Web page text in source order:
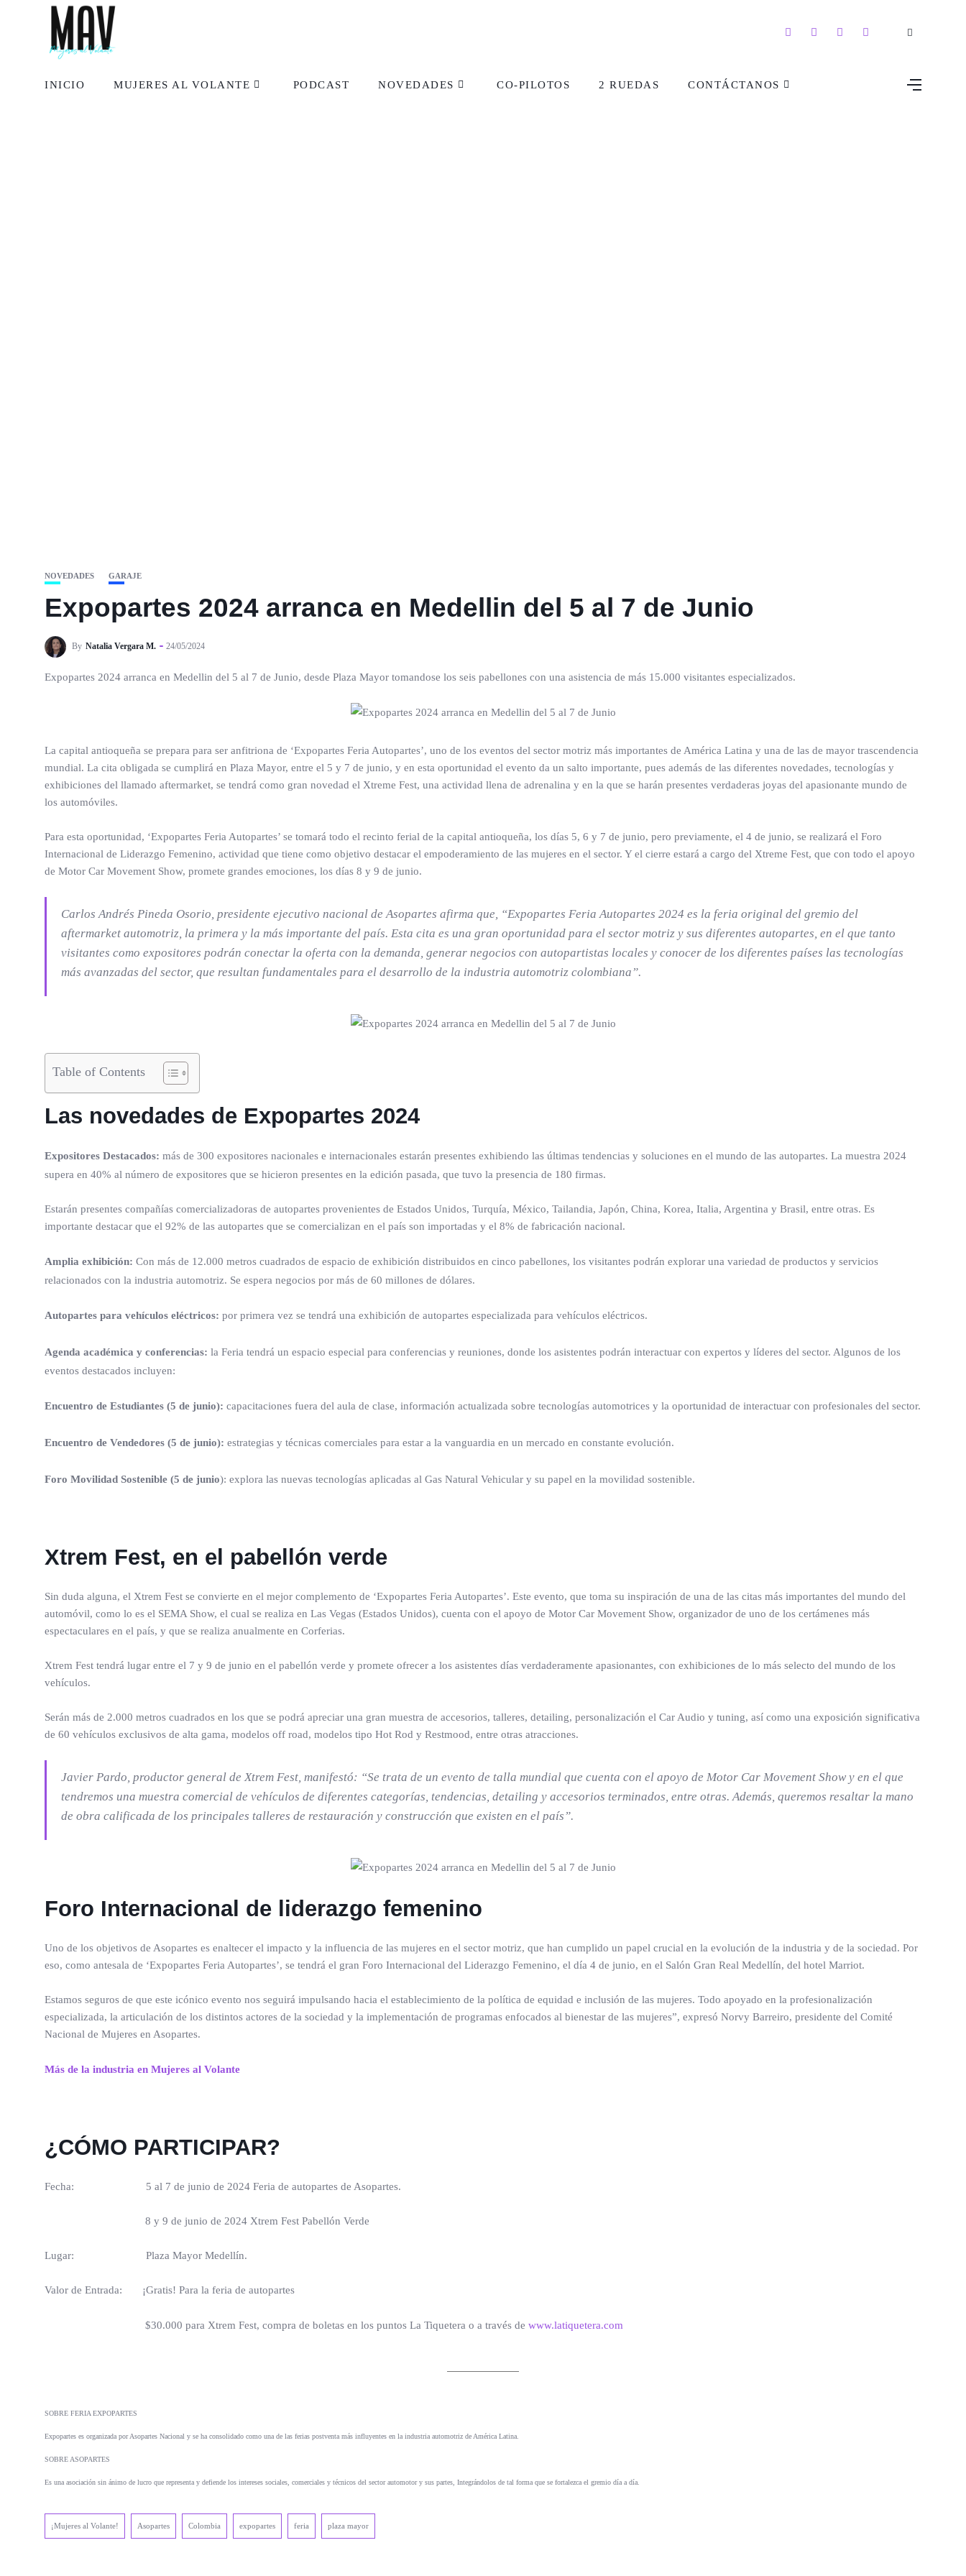
INICIO MUJERES AL VOLANTE PODCAST NOVEDADES CO-PILOTOS 2 RUEDAS CONTÁCTANOS
NOVEDADES GARAJE
Expopartes 2024 arranca en Medellin del 5 al 7 de Junio
By Natalia Vergara M. 24/05/2024
Expopartes 2024 arranca en Medellin del 5 al 7 de Junio, desde Plaza Mayor tomandose los seis pabellones con una asistencia de más 15.000 visitantes especializados.
La capital antioqueña se prepara para ser anfitriona de ‘Expopartes Feria Autopartes’, uno de los eventos del sector motriz más importantes de América Latina y una de las de mayor trascendencia
mundial. La cita obligada se cumplirá en Plaza Mayor, entre el 5 y 7 de junio, y en esta oportunidad el evento da un salto importante, pues además de las diferentes novedades, tecnologías y
exhibiciones del llamado aftermarket, se tendrá como gran novedad el Xtreme Fest, una actividad llena de adrenalina y en la que se harán presentes verdaderas joyas del apasionante mundo de
los automóviles.
Para esta oportunidad, ‘Expopartes Feria Autopartes’ se tomará todo el recinto ferial de la capital antioqueña, los días 5, 6 y 7 de junio, pero previamente, el 4 de junio, se realizará el Foro
Internacional de Liderazgo Femenino, actividad que tiene como objetivo destacar el empoderamiento de las mujeres en el sector. Y el cierre estará a cargo del Xtreme Fest, que con todo el apoyo
de Motor Car Movement Show, promete grandes emociones, los días 8 y 9 de junio.
Carlos Andrés Pineda Osorio, presidente ejecutivo nacional de Asopartes afirma que, “Expopartes Feria Autopartes 2024 es la feria original del gremio del
aftermarket automotriz, la primera y la más importante del país. Esta cita es una gran oportunidad para el sector motriz y sus diferentes autopartes, en el que tanto
visitantes como expositores podrán conectar la oferta con la demanda, generar negocios con autopartistas locales y conocer de los diferentes países las tecnologías
más avanzadas del sector, que resultan fundamentales para el desarrollo de la industria automotriz colombiana”.
Table of Contents
Las novedades de Expopartes 2024
Expositores Destacados: más de 300 expositores nacionales e internacionales estarán presentes exhibiendo las últimas tendencias y soluciones en el mundo de las autopartes. La muestra 2024
supera en 40% al número de expositores que se hicieron presentes en la edición pasada, que tuvo la presencia de 180 firmas.
Estarán presentes compañías comercializadoras de autopartes provenientes de Estados Unidos, Turquía, México, Tailandia, Japón, China, Korea, Italia, Argentina y Brasil, entre otras. Es
importante destacar que el 92% de las autopartes que se comercializan en el país son importadas y el 8% de fabricación nacional.
Amplia exhibición: Con más de 12.000 metros cuadrados de espacio de exhibición distribuidos en cinco pabellones, los visitantes podrán explorar una variedad de productos y servicios
relacionados con la industria automotriz. Se espera negocios por más de 60 millones de dólares.
Autopartes para vehículos eléctricos: por primera vez se tendrá una exhibición de autopartes especializada para vehículos eléctricos.
Agenda académica y conferencias: la Feria tendrá un espacio especial para conferencias y reuniones, donde los asistentes podrán interactuar con expertos y líderes del sector. Algunos de los
eventos destacados incluyen:
Encuentro de Estudiantes (5 de junio): capacitaciones fuera del aula de clase, información actualizada sobre tecnologías automotrices y la oportunidad de interactuar con profesionales del sector.
Encuentro de Vendedores (5 de junio): estrategias y técnicas comerciales para estar a la vanguardia en un mercado en constante evolución.
Foro Movilidad Sostenible (5 de junio): explora las nuevas tecnologías aplicadas al Gas Natural Vehicular y su papel en la movilidad sostenible.
Xtrem Fest, en el pabellón verde
Sin duda alguna, el Xtrem Fest se convierte en el mejor complemento de ‘Expopartes Feria Autopartes’. Este evento, que toma su inspiración de una de las citas más importantes del mundo del
automóvil, como lo es el SEMA Show, el cual se realiza en Las Vegas (Estados Unidos), cuenta con el apoyo de Motor Car Movement Show, organizador de uno de los certámenes más
espectaculares en el país, y que se realiza anualmente en Corferias.
Xtrem Fest tendrá lugar entre el 7 y 9 de junio en el pabellón verde y promete ofrecer a los asistentes días verdaderamente apasionantes, con exhibiciones de lo más selecto del mundo de los
vehículos.
Serán más de 2.000 metros cuadrados en los que se podrá apreciar una gran muestra de accesorios, talleres, detailing, personalización el Car Audio y tuning, así como una exposición significativa
de 60 vehículos exclusivos de alta gama, modelos off road, modelos tipo Hot Rod y Restmood, entre otras atracciones.
Javier Pardo, productor general de Xtrem Fest, manifestó: “Se trata de un evento de talla mundial que cuenta con el apoyo de Motor Car Movement Show y en el que
tendremos una muestra comercial de vehículos de diferentes categorías, tendencias, detailing y accesorios terminados, entre otras. Además, queremos resaltar la mano
de obra calificada de los principales talleres de restauración y construcción que existen en el país”.
Foro Internacional de liderazgo femenino
Uno de los objetivos de Asopartes es enaltecer el impacto y la influencia de las mujeres en el sector motriz, que han cumplido un papel crucial en la evolución de la industria y de la sociedad. Por
eso, como antesala de ‘Expopartes Feria Autopartes’, se tendrá el gran Foro Internacional del Liderazgo Femenino, el día 4 de junio, en el Salón Gran Real Medellín, del hotel Marriot.
Estamos seguros de que este icónico evento nos seguirá impulsando hacia el establecimiento de la política de equidad e inclusión de las mujeres. Todo apoyado en la profesionalización
especializada, la articulación de los distintos actores de la sociedad y la implementación de programas enfocados al bienestar de las mujeres”, expresó Norvy Barreiro, presidente del Comité
Nacional de Mujeres en Asopartes.
Más de la industria en Mujeres al Volante
¿CÓMO PARTICIPAR?
Fecha: 5 al 7 de junio de 2024 Feria de autopartes de Asopartes.
8 y 9 de junio de 2024 Xtrem Fest Pabellón Verde
Lugar: Plaza Mayor Medellín.
Valor de Entrada: ¡Gratis! Para la feria de autopartes
$30.000 para Xtrem Fest, compra de boletas en los puntos La Tiquetera o a través de www.latiquetera.com
SOBRE FERIA EXPOPARTES
Expopartes es organizada por Asopartes Nacional y se ha consolidado como una de las ferias postventa más influyentes en la industria automotriz de América Latina.
SOBRE ASOPARTES
Es una asociación sin ánimo de lucro que representa y defiende los intereses sociales, comerciales y técnicos del sector automotor y sus partes, Integrándolos de tal forma que se fortalezca el gremio día a día.
¡Mujeres al Volante! Asopartes Colombia expopartes feria plaza mayor